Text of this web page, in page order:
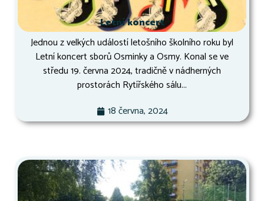
Letní koncert
Jednou z velkých událostí letošního školního roku byl
Letní koncert sborů Osminky a Osmy. Konal se ve
středu 19. června 2024, tradičně v nádherných
prostorách Rytířského sálu...
18 června, 2024